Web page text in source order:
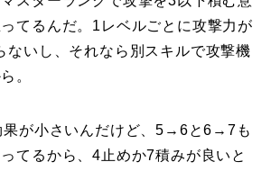
てるんだ。1レベルごとに攻撃力が
ないし、それなら別スキルで攻撃機
。
が小さいんだけど、5→6と6→7も
てるから、4止めか7積みが良いと